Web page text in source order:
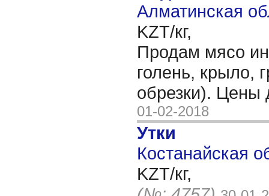
Алматинская
KZT/кг,
Продам мясо
голень, крыло,
обрезки). Цены
01-02-2018
Утки
Костанайская
KZT/кг,